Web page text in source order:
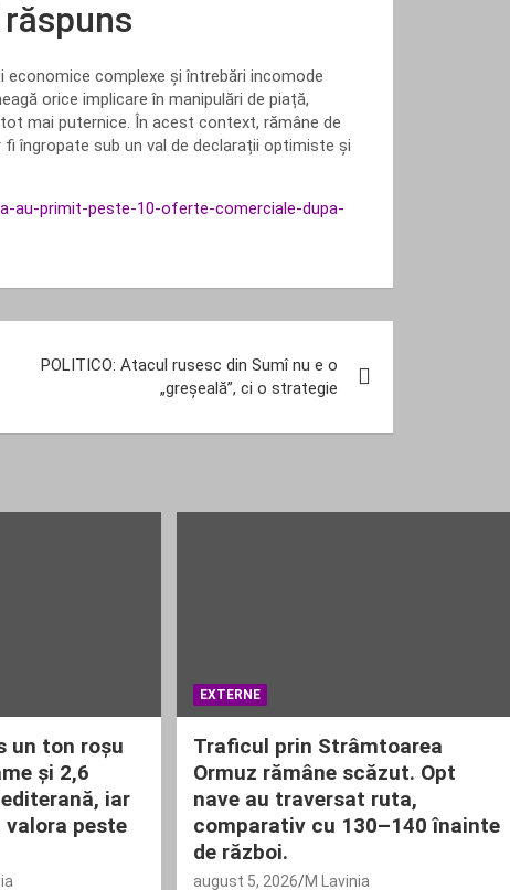
complexe și întrebări incomode
orice implicare în manipulări de piață,
mai puternice. În acest context, rămâne de
îngropate sub un val de declarații optimiste și
au-primit-peste-10-oferte-comerciale-dupa-
POLITICO: Atacul rusesc din Sumî nu e o
„greșeală”, ci o strategie
un ton roșu
și 2,6
iar
peste
EXTERNE
Traficul prin Strâmtoarea
Ormuz rămâne scăzut. Opt
nave au traversat ruta,
comparativ cu 130–140 înainte
de război.
august 5, 2026 M Lavinia